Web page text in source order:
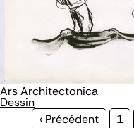
Ars Architectonica
Dessin
Page
‹ Précédent Page
1